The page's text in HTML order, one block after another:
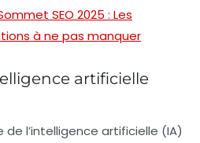
SEO 2025 : Les
à ne pas manquer
artificielle
l’intelligence artificielle (IA)